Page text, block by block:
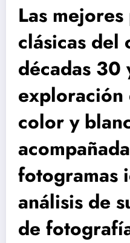
Las
clásicas del
décadas 30
exploración
color y
fotogramas
análisis de
de